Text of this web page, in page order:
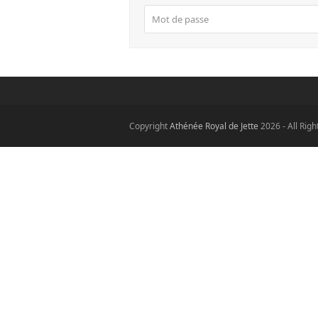
CopyrightAthénée Royal de Jette 2026 - All